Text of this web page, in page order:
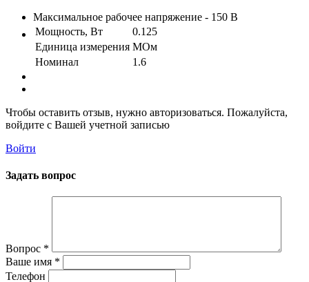
Максимальное рабочее напряжение - 150 В
Мощность, Вт
0.125
Единица измерения МОм
Номинал
1.6
Чтобы оставить отзыв, нужно авторизоваться. Пожалуйста,
войдите с Вашей учетной записью
Войти
Задать вопрос
Вопрос *
Ваше имя *
Телефон